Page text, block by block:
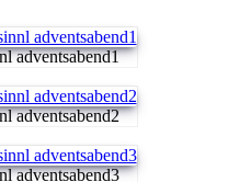
adventsabend1
adventsabend2
adventsabend3